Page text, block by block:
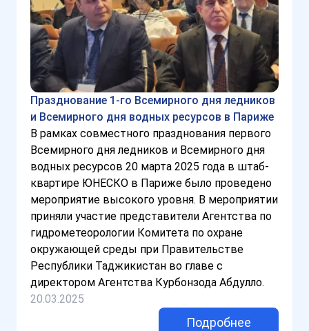
Празднование 1-го Всемирного дня ледников
и Всемирного дня водных ресурсов в Париже
В рамках совместного празднования первого
Всемирного дня ледников и Всемирного дня
водных ресурсов 20 марта 2025 года в штаб-
квартире ЮНЕСКО в Париже было проведено
мероприятие высокого уровня. В мероприятии
приняли участие представители Агентства по
гидрометеорологии Комитета по охране
окружающей среды при Правительстве
Республики Таджикистан во главе с
директором Агентства Курбонзода Абдулло.
20.03.2025
Подробнее